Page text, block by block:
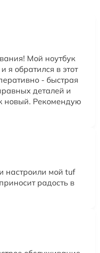
Мой ноутбук
я обратился в этот
- быстрая
деталей и
новый. Рекомендую
настроили мой tuf
радость в